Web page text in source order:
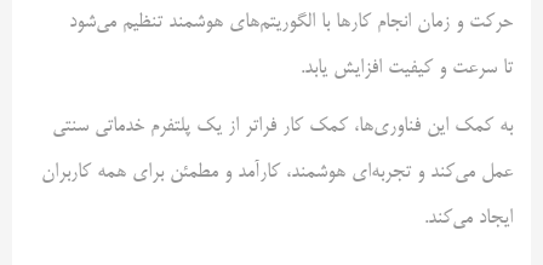
حرکت و زمان انجام کارها با الگوریتم‌های هوشمند تنظیم می‌شود
تا سرعت و کیفیت افزایش یابد.
به کمک این فناوری‌ها، کمک‌ کار فراتر از یک پلتفرم خدماتی سنتی
عمل می‌کند و تجربه‌ای هوشمند، کارآمد و مطمئن برای همه کاربران
ایجاد می‌کند.